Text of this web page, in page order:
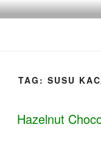
Skip
to
ALOE
Minuman Lidah Buaya
TAG: SUSU
Hazelnut